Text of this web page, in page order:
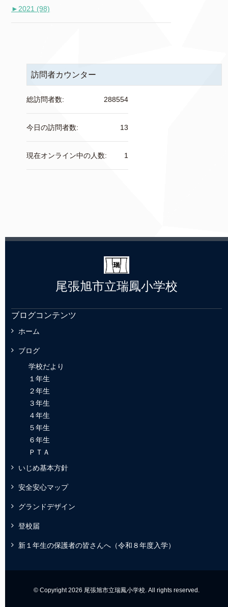
► 2021 (98)
訪問者カウンター
288554
総訪問者数:
13
今日の訪問者数:
1
現在オンライン中の人数:
尾張旭市立瑞鳳小学校
ブログコンテンツ
ホーム
ブログ
学校だより
１年生
２年生
３年生
４年生
５年生
６年生
ＰＴＡ
いじめ基本方針
安全安心マップ
グランドデザイン
登校届
新１年生の保護者の皆さんへ（令和８年度入学）
© Copyright 2026 尾張旭市立瑞鳳小学校. All rights reserved.